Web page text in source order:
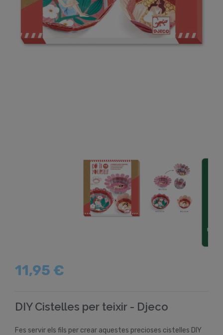
11,95 €
DIY Cistelles per teixir - Djeco
Fes servir els fils per crear aquestes precioses cistelles DIY